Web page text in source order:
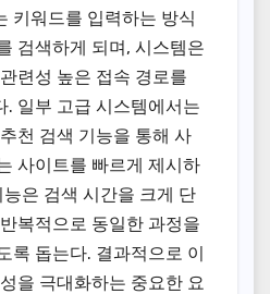
키워드를 입력하는 방식
검색하게 되며, 시스템은
련성 높은 접속 경로를
. 일부 고급 시스템에서는
천 검색 기능을 통해 사
사이트를 빠르게 제시하
은 검색 시간을 크게 단
복적으로 동일한 과정을
록 돕는다. 결과적으로 이
을 극대화하는 중요한 요